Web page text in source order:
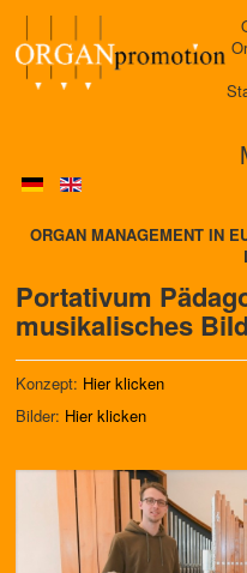
ORGAN MANAGEMENT IN
Portativum
musikalisches
Konzept: Hier klicken
Bilder: Hier klicken